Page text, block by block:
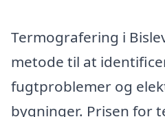
Termografering i
metode til at
fugtproblemer og
bygninger. Prisen for